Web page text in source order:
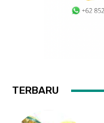
TERBARU